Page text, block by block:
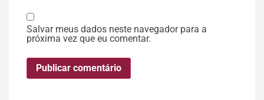
Salvar meus dados neste navegador para a
próxima vez que eu comentar.